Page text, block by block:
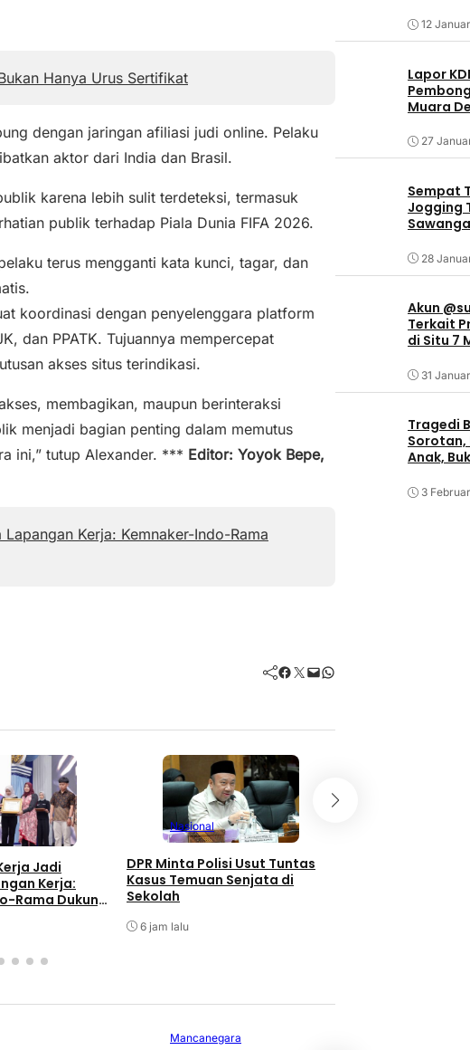
Hanya Urus Sertifikat
dengan jaringan afiliasi judi online. Pelaku
aktor dari India dan Brasil.
karena lebih sulit terdeteksi, termasuk
publik terhadap Piala Dunia FIFA 2026.
terus mengganti kata kunci, tagar, dan
koordinasi dengan penyelenggara platform
dan PPATK. Tujuannya mempercepat
akses situs terindikasi.
membagikan, maupun berinteraksi
menjadi bagian penting dalam memutus
ini,” tutup Alexander. *** Editor: Yoyok Bepe,
Kerja: Kemnaker-Indo-Rama
Facebook Twitter Mail WhatsApp
Jadi
Kerja:
Rama Dukung
Nasional
DPR Minta Polisi Usut Tuntas
Kasus Temuan Senjata di
Sekolah
6 jam lalu
Mancanegara
12
Lapor
Muara
27
Sempat
Jogging
28
Akun
Terkait
di Situ 7
31
Tragedi
Sorotan,
Anak,
3